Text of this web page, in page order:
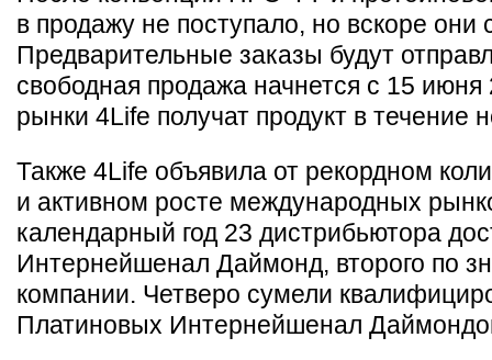
в продажу не поступало, но вскоре они
Предварительные заказы будут
свободная продажа начнется с 15
рынки 4Life получат продукт в течение
Также 4Life объявила от рекордном
и активном росте международных
календарный год 23 дистрибьютора
Интернейшенал Даймонд, второго по
компании. Четверо сумели
Платиновых Интернейшенал